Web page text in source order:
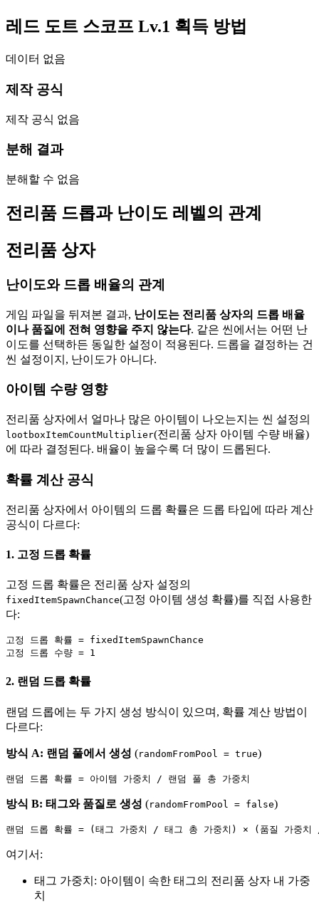
레드 도트 스코프 Lv.1 획득 방법
데이터 없음
제작 공식
제작 공식 없음
분해 결과
분해할 수 없음
전리품 드롭과 난이도 레벨의 관계
전리품 상자
난이도와 드롭 배율의 관계
게임 파일을 뒤져본 결과, 난이도는 전리품 상자의 드롭 배율
이나 품질에 전혀 영향을 주지 않는다. 같은 씬에서는 어떤 난
이도를 선택하든 동일한 설정이 적용된다. 드롭을 결정하는 건
씬 설정이지, 난이도가 아니다.
아이템 수량 영향
전리품 상자에서 얼마나 많은 아이템이 나오는지는 씬 설정의
lootboxItemCountMultiplier(전리품 상자 아이템 수량 배율)
에 따라 결정된다. 배율이 높을수록 더 많이 드롭된다.
확률 계산 공식
전리품 상자에서 아이템의 드롭 확률은 드롭 타입에 따라 계산
공식이 다르다:
1. 고정 드롭 확률
고정 드롭 확률은 전리품 상자 설정의
fixedItemSpawnChance(고정 아이템 생성 확률)를 직접 사용한
다:
고정 드롭 확률 = fixedItemSpawnChance
2. 랜덤 드롭 확률
랜덤 드롭에는 두 가지 생성 방식이 있으며, 확률 계산 방법이
다르다:
방식 A: 랜덤 풀에서 생성 (randomFromPool = true)
방식 B: 태그와 품질로 생성 (randomFromPool = false)
여기서:
태그 가중치: 아이템이 속한 태그의 전리품 상자 내 가중
치